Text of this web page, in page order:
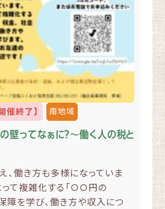
開催終了】 南地域
ってなぁに？～働く人の税と
、働き方も多様になっていま
って複雑化する「○○円の
障を学び、働き方や収入につ